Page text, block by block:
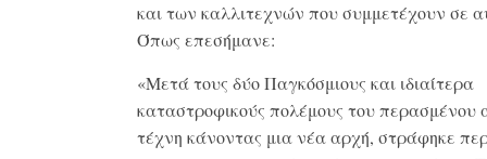
και των καλλιτεχνών που συμμετέχουν σε
Όπως επεσήμανε:
«Μετά τους δύο Παγκόσμιους και ιδιαίτερα
καταστροφικούς πολέμους του περασμένου
τέχνη κάνοντας μια νέα αρχή, στράφηκε